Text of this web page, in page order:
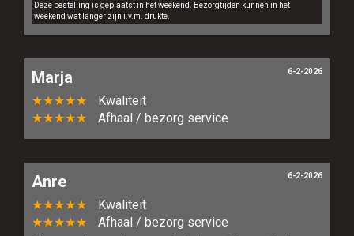
Deze bestelling is geplaatst in het weekend. Bezorgtijden kunnen in het
weekend wat langer zijn i.v.m. drukte.
Marja
★★★★★
Kwaliteit
★★★★★
Afhaal / bezorg service
6-2-2026
Anre
★★★★★
Kwaliteit
★★★★★
Afhaal / bezorg service
6-2-2026